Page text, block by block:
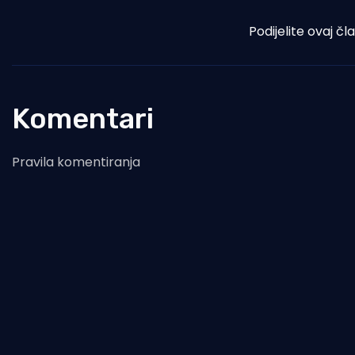
Podijelite ovaj
Komentari
Pravila komentiranja